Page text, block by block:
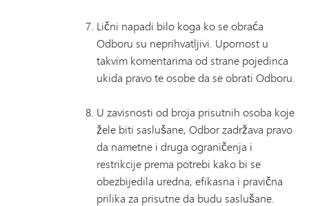
Lični napadi bilo koga ko se obraća
Odboru su neprihvatljivi. Upornost u
takvim komentarima od strane pojedinca
ukida pravo te osobe da se obrati Odboru.
U zavisnosti od broja prisutnih osoba koje
žele biti saslušane, Odbor zadržava pravo
da nametne i druga ograničenja i
restrikcije prema potrebi kako bi se
obezbijedila uredna, efikasna i pravična
prilika za prisutne da budu saslušane.